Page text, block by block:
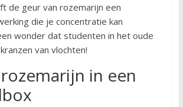
de geur van rozemarijn een
die je concentratie kan
wonder dat studenten in het oude
van vlochten!
in een